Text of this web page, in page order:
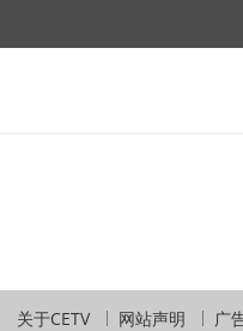
关于CETV 网站声明 广